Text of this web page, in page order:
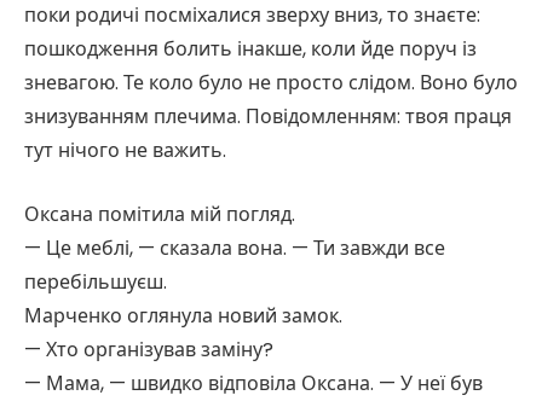
поки родичі посміхалися зверху вниз, то знаєте:
пошкодження болить інакше, коли йде поруч із
зневагою. Те коло було не просто слідом. Воно було
знизуванням плечима. Повідомленням: твоя праця
тут нічого не важить.
Оксана помітила мій погляд.
— Це меблі, — сказала вона. — Ти завжди все
перебільшуєш.
Марченко оглянула новий замок.
— Хто організував заміну?
— Мама, — швидко відповіла Оксана. — У неї був